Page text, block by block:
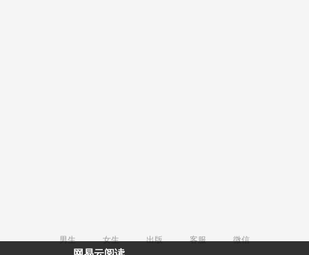
男生 女生 出版 客服
微信